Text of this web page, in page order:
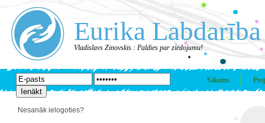
Eurika Labdarība
Vladislavs Zinovskis : Paldies par ziedojumu!
Sākums
Nesanāk ielogoties?